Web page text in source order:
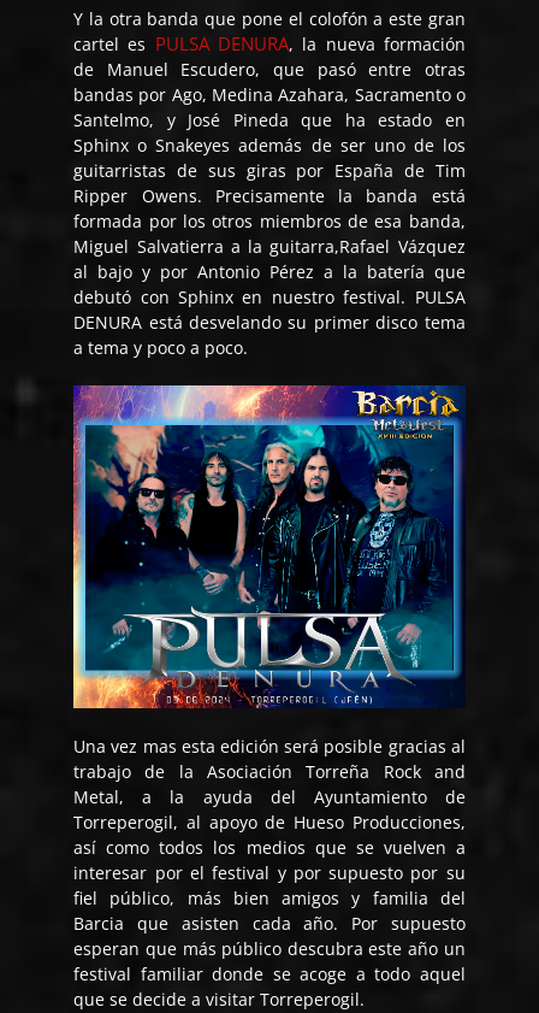
Y la otra banda que pone el colofón a este gran
cartel es PULSA DENURA, la nueva formación
de Manuel Escudero, que pasó entre otras
bandas por Ago, Medina Azahara, Sacramento o
Santelmo, y José Pineda que ha estado en
Sphinx o Snakeyes además de ser uno de los
guitarristas de sus giras por España de Tim
Ripper Owens. Precisamente la banda está
formada por los otros miembros de esa banda,
Miguel Salvatierra a la guitarra,Rafael Vázquez
al bajo y por Antonio Pérez a la batería que
debutó con Sphinx en nuestro festival. PULSA
DENURA está desvelando su primer disco tema
a tema y poco a poco.
Una vez mas esta edición será posible gracias al
trabajo de la Asociación Torreña Rock and
Metal, a la ayuda del Ayuntamiento de
Torreperogil, al apoyo de Hueso Producciones,
así como todos los medios que se vuelven a
interesar por el festival y por supuesto por su
fiel público, más bien amigos y familia del
Barcia que asisten cada año. Por supuesto
esperan que más público descubra este año un
festival familiar donde se acoge a todo aquel
que se decide a visitar Torreperogil.